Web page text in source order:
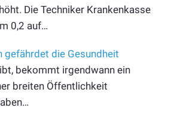
Die Techniker Krankenkasse
0,2 auf…
gefährdet die Gesundheit
bekommt irgendwann ein
breiten Öffentlichkeit